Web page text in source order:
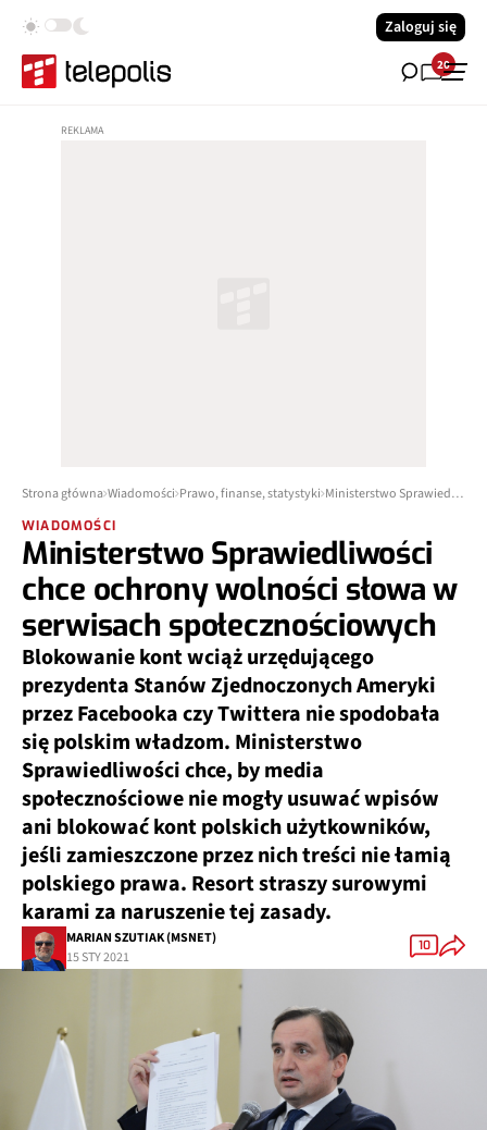
Zaloguj się
20
Strona główna Wiadomości Prawo, finanse, statystyki Ministerstwo Sprawiedliwości chce ochrony wolności słowa w serwisach społecznościowych
WIADOMOŚCI
Ministerstwo Sprawiedliwości
chce ochrony wolności słowa w
serwisach społecznościowych
Blokowanie kont wciąż urzędującego
prezydenta Stanów Zjednoczonych Ameryki
przez Facebooka czy Twittera nie spodobała
się polskim władzom. Ministerstwo
Sprawiedliwości chce, by media
społecznościowe nie mogły usuwać wpisów
ani blokować kont polskich użytkowników,
jeśli zamieszczone przez nich treści nie łamią
polskiego prawa. Resort straszy surowymi
karami za naruszenie tej zasady.
MARIAN SZUTIAK (MSNET)
15 STY 2021
10